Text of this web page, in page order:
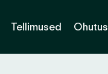
Tellimused Ohutus